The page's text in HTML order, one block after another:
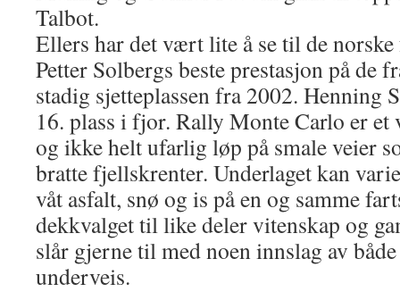
Talbot.
Ellers har det vært lite å se til de norske
Petter Solbergs beste prestasjon på de
stadig sjetteplassen fra 2002. Henning
16. plass i fjor. Rally Monte Carlo er
og ikke helt ufarlig løp på smale veier
bratte fjellskrenter. Underlaget kan
våt asfalt, snø og is på en og samme
dekkvalget til like deler vitenskap og
slår gjerne til med noen innslag av
underveis.